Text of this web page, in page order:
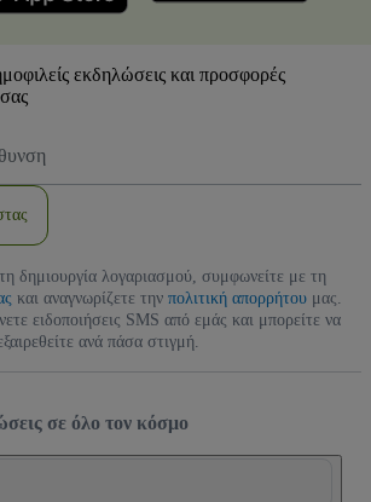
εκδηλώσεις και προσφορές
δημιουργία λογαριασμού, συμφωνείτε με τη
και αναγνωρίζετε την πολιτική απορρήτου μας.
ειδοποιήσεις SMS από εμάς και μπορείτε να
ανά πάσα στιγμή.
σε όλο τον κόσμο